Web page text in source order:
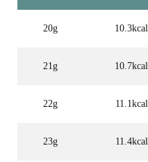
20g 10.3kcal
21g 10.7kcal
22g 11.1kcal
23g 11.4kcal